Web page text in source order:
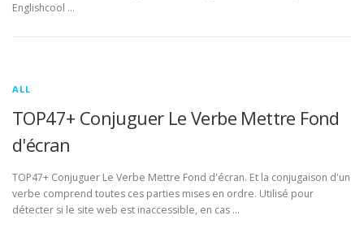
Englishcool …
ALL
TOP47+ Conjuguer Le Verbe Mettre Fond
d'écran
TOP47+ Conjuguer Le Verbe Mettre Fond d'écran. Et la conjugaison d'un
verbe comprend toutes ces parties mises en ordre. Utilisé pour
détecter si le site web est inaccessible, en cas …